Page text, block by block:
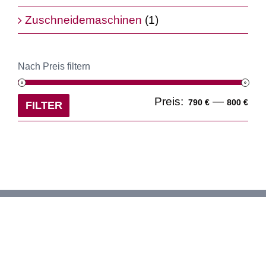
Zuschneidemaschinen (1)
Nach Preis filtern
FILTER Preis: 790 € — 800 €